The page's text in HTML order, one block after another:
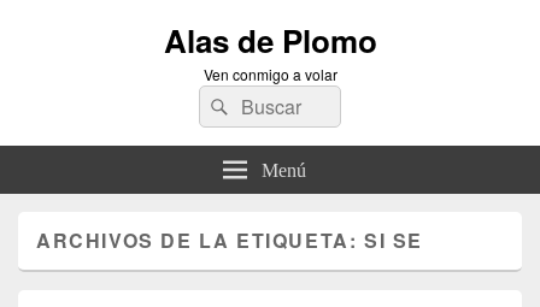
Alas de Plomo
Ven conmigo a volar
Buscar
por:
Buscar
Menú
ARCHIVOS DE LA ETIQUETA:SI SE